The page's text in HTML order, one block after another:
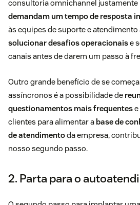
consultoria omnichannel justamente
demandam um tempo de resposta
às equipes de suporte e
solucionar desafios operacionaise
canais antes de darem um passo à
Outro grande benefício de se
assíncronos é a possibilidade de
questionamentos mais frequentes
clientes para alimentar a base de
de atendimentoda empresa,
nosso segundo passo.
2. Parta para o